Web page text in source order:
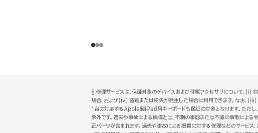
ッ
タ
ー
注
§ 修理サービスは、保証対象のデバイスおよび付属アクセサリについて、
場合、および(iv) 盗難または紛失が発生した場合に利用できます。なお、
1台の対応するApple製iPad用キーボードも保証の対象となります。ただ
象外です。過失や事故による損傷とは、不測の事態または不慮の事態に
正パーツが含まれます。過失や事故による損傷に対する修理などのサービス